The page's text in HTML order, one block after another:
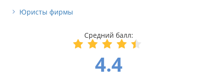
Юристы фирмы
4.4